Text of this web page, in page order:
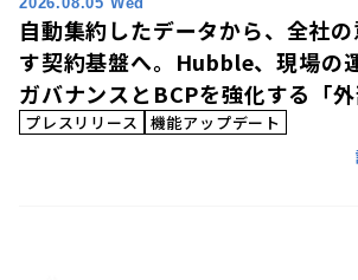
自動集約したデータから、全社
す契約基盤へ。Hubble、現場の
ガバナンスとBCPを強化する「外
Webhook連携機能」を提供開始
プレスリリース
機能アップデート